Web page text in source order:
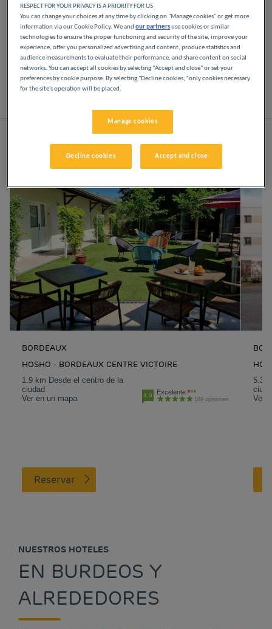
Disfrute de los hoteles Première Classe en Burdeos.
Descubrirá la experiencia Première Classe desde el
momento en que llegue: hoteles asequibles,
acogedores y cómodos. Espacios luminosos y
modernos. Todo lo que necesita para disfrutar de
un buen descanso nocturno a un precio bajo.
Mapa
BORDEAUX
HOSHO - BORDEAUX CENTRE VICTOIRE
1.9 km Desde el centro de la
ciudad
Ver en un mapa
4.9 Excelente
169 opiniones
Reservar
5.3
Ver
NUESTROS HOTELES
EN BURDEOS Y
ALREDEDORES
RESPECT FOR YOUR PRIVACY IS A PRIORITY FOR US
You can change your choices at any time by clicking on "Manage cookies" or get more
information via our Cookie Policy. We andour partnersuse cookies or similar
technologies to ensure the proper functioning and security of the site, improve your
experience, offer you personalized advertising and content, produce statistics and
audience measurements to evaluate their performance, and share content on social
networks. You can accept all cookies by selecting "Accept and close" or set your
preferences by cookie purpose. By selecting "Decline cookies," only cookies necessary
for the site's operation will be placed.
Manage cookies
Decline cookies Accept and close